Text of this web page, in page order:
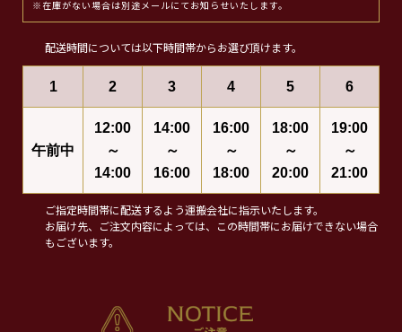
※在庫がない場合は別途メールにてお知らせいたします。
配送時間については以下時間帯からお選び頂けます。
1 2 3 4 5 6
午前中
12:00
～
14:00
14:00
～
16:00
16:00
～
18:00
18:00
～
20:00
19:00
～
21:00
ご指定時間帯に配送するよう運搬会社に指示いたします。
お届け先、ご注文内容によっては、この時間帯にお届けできない場合
もございます。